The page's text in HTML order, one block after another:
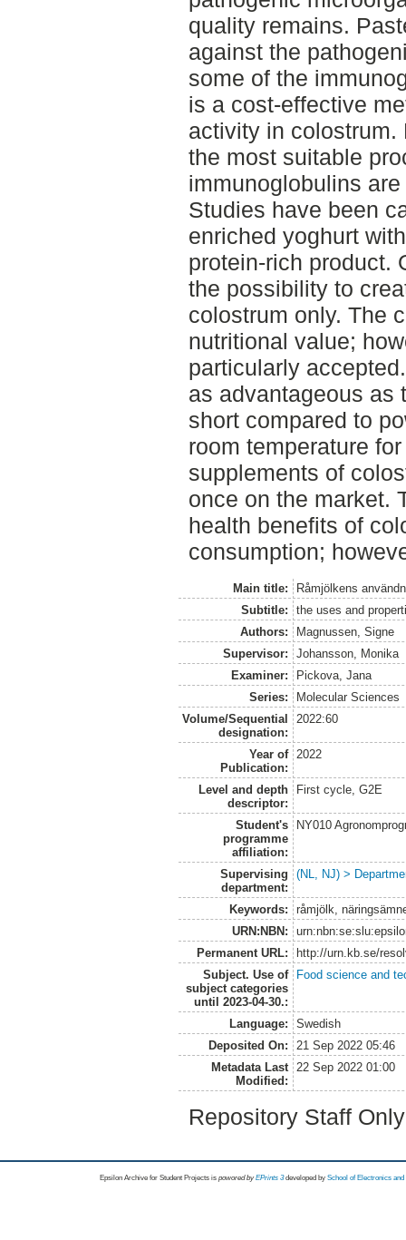
quality remains.
against the
some of the
is a cost-effective
activity in colostrum.
the most suitable
immunoglobulins
Studies have been
enriched yoghurt
protein-rich product.
the possibility to
colostrum only. The
nutritional value;
particularly
as advantageous as
short compared to
room temperature
supplements of
once on the market.
health benefits of
consumption;
Main title:
Råmjölkens
Subtitle:
the uses and
Authors:
Magnussen, Signe
Supervisor:
Johansson, Monika
Examiner:
Pickova, Jana
Series:
Molecular Sciences
Volume/Sequential
designation:
2022:60
Year of
Publication:
2022
Level and depth
descriptor:
First cycle, G2E
Student's
programme
affiliation:
NY010
Supervising
department:
(NL, NJ) >
Keywords:
råmjölk,
URN:NBN:
Permanent URL:
http://urn.kb.se/
Subject. Use of
subject categories
until 2023-04-30.:
Food science and
Language:
Swedish
Deposited On:
21 Sep 2022 05:46
Metadata Last
Modified:
22 Sep 2022 01:00
Repository Staff
Epsilon Archive for Student Projects is powored byEPrints 3 developed by School of Electronics